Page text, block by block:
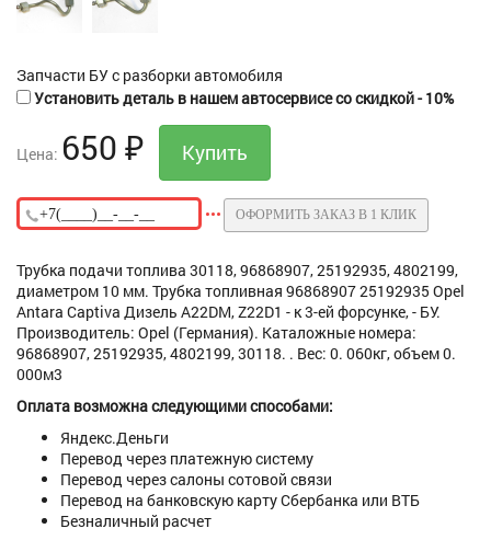
Запчасти БУ с разборки автомобиля
Установить деталь в нашем автосервисе со скидкой - 10%
Цена: 650 ₽
ОФОРМИТЬ ЗАКАЗ В 1 КЛИК
Трубка подачи топлива 30118, 96868907, 25192935, 4802199,
диаметром 10 мм. Трубка топливная 96868907 25192935 Opel
Antara Captiva Дизель A22DM, Z22D1 - к 3-ей форсунке, - БУ.
Производитель: Opel (Германия). Каталожные номера:
96868907, 25192935, 4802199, 30118. . Вес: 0. 060кг, объем 0.
000м3
Оплата возможна следующими способами:
Яндекс.Деньги
Перевод через платежную систему
Перевод через салоны сотовой связи
Перевод на банковскую карту Сбербанка или ВТБ
Безналичный расчет